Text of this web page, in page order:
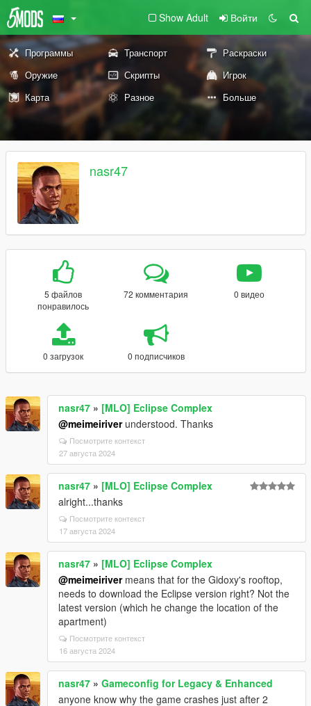
Show Adult Войти
Программы Транспорт
Раскраски
Оружие
Скрипты
Игрок
Карта
Разное Больше
nasr47
5 файлов
понравилось
72 комментария 0 видео
0 загрузок 0 подписчиков
nasr47 » [MLO] Eclipse Complex
@meimeiriverunderstood. Thanks
Посмотрите контекст
27 августа 2024
nasr47 » [MLO] Eclipse Complex
alright...thanks
Посмотрите контекст
17 августа 2024
nasr47 » [MLO] Eclipse Complex
@meimeirivermeans that for the Gidoxy's rooftop,
needs to download the Eclipse version right? Not the
latest version (which he change the location of the
apartment)
Посмотрите контекст
16 августа 2024
nasr47 » Gameconfig for Legacy & Enhanced
anyone know why the game crashes just after 2